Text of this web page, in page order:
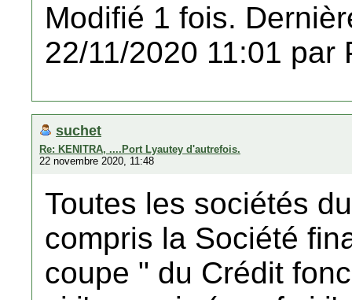
Modifié 1 fois.
22/11/2020 11:01 par
suchet
Re: KENITRA, ....Port Lyautey d'autrefois.
22 novembre 2020, 11:48
Toutes les sociétés
compris la Société
coupe " du Crédit